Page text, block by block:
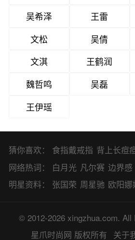
吴希泽
王雷
文松
吴倩
文淇
王鹤润
魏哲鸣
吴磊
王伊瑶
猜你喜欢： 食指戴戒指 背上长痘
避暑胜地
网络热词：
白月光 凡尔赛 边界感
凤雏 二次元 KPI EMO
胺 SP OC HOLD
佛系 喜当爹 可盐可甜
明星资料：
张国荣 周星驰 欧阳娜
谭松韵 唐嫣 童瑶 宋
妮 林更新 刘亦菲 柳
© 2012-2026 xingzhua.com. All
星爪时尚网 版权所有 关于